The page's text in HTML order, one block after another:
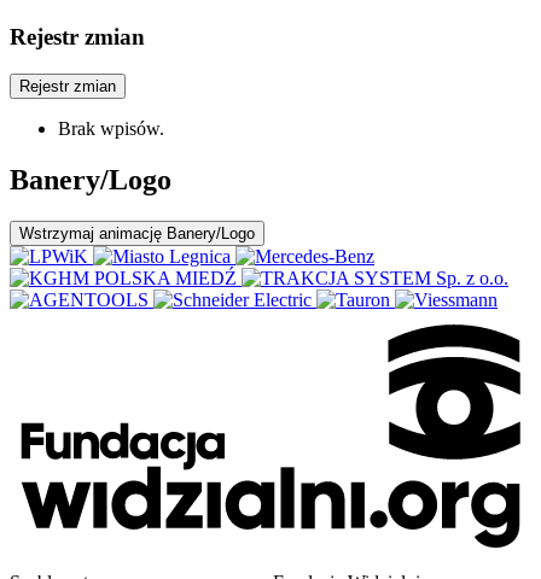
Rejestr zmian
Rejestr zmian
Brak wpisów.
Banery/Logo
Wstrzymaj animację Banery/Logo